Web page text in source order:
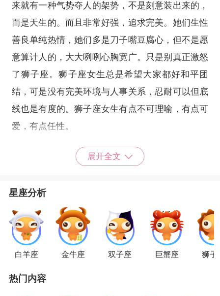
来就有一种气势夺人的架势，不是刻意装出来的，
而是天生的。而且非常好强，追求完美。她们生性
善良单纯热情，她们多是刀子嘴豆腐心，但不是愿
意算计人的，大大咧咧心胸宽广。只是别真正激怒
了狮子座。狮子座女生总是希望大家都好和平团
结，可是没有完美环境与人事关系，忍耐可以但底
线也是有度的。狮子座女生有点不可理喻，有点可
爱，有点任性。
摩羯男具有冷静的判断力，思考多于行动，能
高度的责任感以及惊人的持久力，对事业充满野
心。摩羯男不期待获得父母兄弟的帮助，若要成功
只有自己靠自己。为人有些死板，缺乏灵活性，固
执且过于慎重和优柔寡断，有时会错过唾手可得的
地面对危机，但不善于速战速决。摩羯男有高度责
展开全文
星座分析
白羊座 金牛座 双子座 巨蟹座 狮子
热门内容